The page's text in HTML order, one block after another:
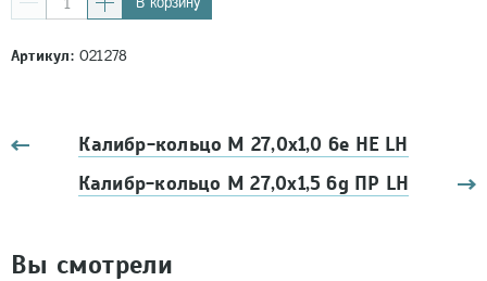
Артикул:021278
Калибр-кольцо М 27,0х1,0 6e НЕ LH
Калибр-кольцо М 27,0х1,5 6g ПР LH
Вы смотрели